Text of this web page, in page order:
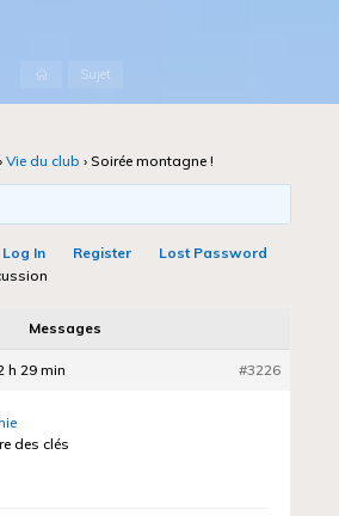
AccueilSujet
› Vie du club › Soirée montagne !
Log In Register
Lost Password
Messages
h 29 min #3226
des clés